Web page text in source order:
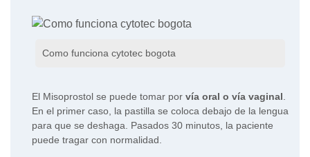
Como funciona cytotec bogota
El Misoprostol se puede tomar por vía oral o vía vaginal
En el primer caso, la pastilla se coloca debajo de la lengua
para que se deshaga. Pasados 30 minutos, la paciente
puede tragar con normalidad.